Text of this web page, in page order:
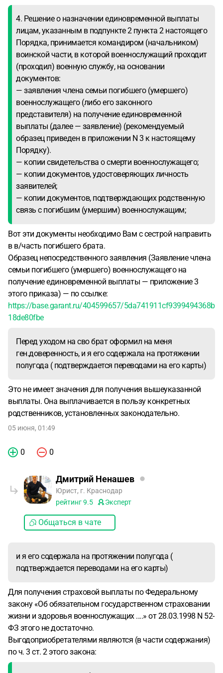
4. Решение о назначении единовременной выплаты
лицам, указанным в подпункте 2 пункта 2 настоящего
Порядка, принимается командиром (начальником)
воинской части, в которой военнослужащий проходит
(проходил) военную службу, на основании
документов:
— заявления члена семьи погибшего (умершего)
военнослужащего (либо его законного
представителя) на получение единовременной
выплаты (далее — заявление) (рекомендуемый
образец приведен в приложении N 3 к настоящему
Порядку).
— копии свидетельства о смерти военнослужащего;
— копии документов, удостоверяющих личность
заявителей;
— копии документов, подтверждающих родственную
связь с погибшим (умершим) военнослужащим;
Вот эти документы необходимо Вам с сестрой направить
в в/часть погибшего брата.
Образец непосредственного заявления (Заявление члена
семьи погибшего (умершего) военнослужащего на
получение единовременной выплаты — приложение 3
этого приказа) — по ссылке:
https://base.garant.ru/404599657/5da741911cf9399494368b
18de80fbe
Перед уходом на сво брат оформил на меня
ген.доверенность, и я его содержала на протяжении
полугода ( подтверждается переводами на его карты)
Это не имеет значения для получения вышеуказанной
выплаты. Она выплачивается в пользу конкретных
родственников, установленных законодательно.
05 июня, 01:49
0 0
Дмитрий Ненашев
Юрист, г. Краснодар
рейтинг9.5 Эксперт
Общаться в чате
и я его содержала на протяжении полугода (
подтверждается переводами на его карты)
Для получения страховой выплаты по Федеральному
закону «Об обязательном государственном страховании
жизни и здоровья военнослужащих ....» от 28.03.1998 N 52-
ФЗ этого не достаточно.
Выгодоприобретателями являются (в части содержания)
по ч. 3 ст. 2 этого закона: